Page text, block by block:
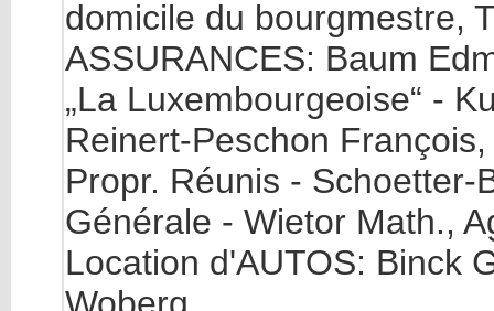
domicile du bourgmestre,
ASSURANCES: Baum
„La Luxembourgeoise“ -
Reinert-Peschon
Propr. Réunis - Schoetter-
Générale - Wietor Math.,
Location d'AUTOS: Binck